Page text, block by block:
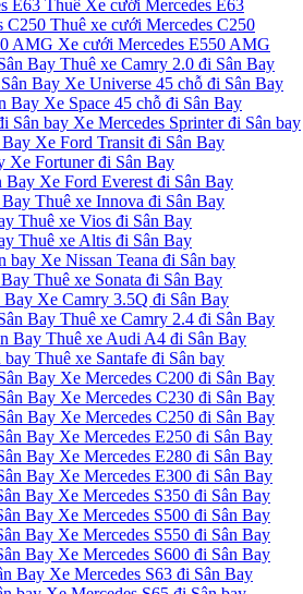
Thuê Xe cưới Mercedes E63
Thuê xe cưới Mercedes C250
Xe cưới Mercedes E550 AMG
Thuê xe Camry 2.0 đi Sân Bay
Xe Universe 45 chỗ đi Sân Bay
Xe Space 45 chỗ đi Sân Bay
Xe Mercedes Sprinter đi Sân bay
Xe Ford Transit đi Sân Bay
Xe Fortuner đi Sân Bay
Xe Ford Everest đi Sân Bay
Thuê xe Innova đi Sân Bay
Thuê xe Vios đi Sân Bay
Thuê xe Altis đi Sân Bay
Xe Nissan Teana đi Sân bay
Thuê xe Sonata đi Sân Bay
Xe Camry 3.5Q đi Sân Bay
Thuê xe Camry 2.4 đi Sân Bay
Thuê xe Audi A4 đi Sân Bay
Thuê xe Santafe đi Sân bay
Xe Mercedes C200 đi Sân Bay
Xe Mercedes C230 đi Sân Bay
Xe Mercedes C250 đi Sân Bay
Xe Mercedes E250 đi Sân Bay
Xe Mercedes E280 đi Sân Bay
Xe Mercedes E300 đi Sân Bay
Xe Mercedes S350 đi Sân Bay
Xe Mercedes S500 đi Sân Bay
Xe Mercedes S550 đi Sân Bay
Xe Mercedes S600 đi Sân Bay
Xe Mercedes S63 đi Sân Bay